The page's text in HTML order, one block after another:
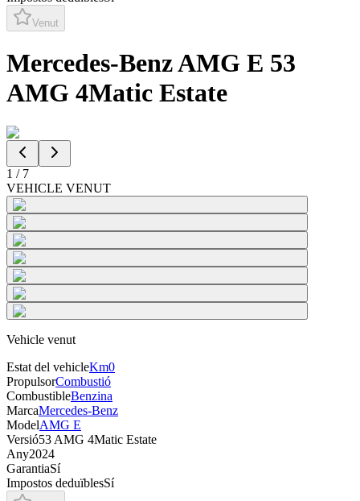
Venut
Mercedes-Benz AMG E 53
AMG 4Matic Estate
1 / 7
VEHICLE VENUT
Vehicle venut
Estat del vehicleKm0
PropulsorCombustió
CombustibleBenzina
MarcaMercedes-Benz
ModelAMG E
Versió53 AMG 4Matic Estate
Any2024
GarantiaSí
Impostos deduïblesSí